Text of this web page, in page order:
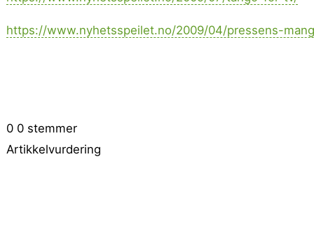
https://www.nyhetsspeilet.no/2009/04/pressens-
0 0 stemmer
Artikkelvurdering